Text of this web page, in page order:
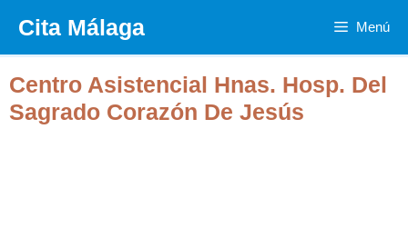
contenido
Cita Málaga Menú
Centro Asistencial Hnas. Hosp. Del
Sagrado Corazón De Jesús